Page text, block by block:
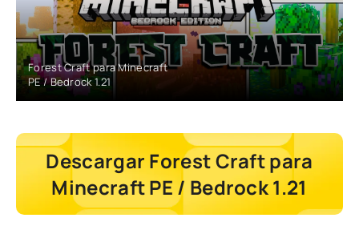
Forest Craft para Minecraft
PE / Bedrock 1.21
Descargar Forest Craft para
Minecraft PE / Bedrock 1.21